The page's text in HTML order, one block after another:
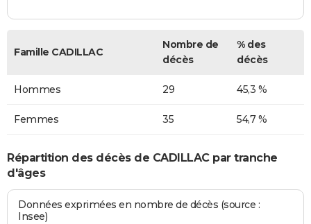
Famille CADILLAC
Nombre de
décès
% des
décès
Hommes 29 45,3 %
Femmes 35 54,7 %
Répartition des décès de CADILLAC par tranche
d'âges
Données exprimées en nombre de décès (source :
Insee)